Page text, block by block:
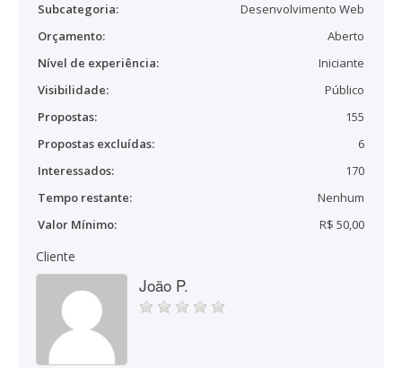
Subcategoria:
Desenvolvimento Web
Orçamento:
Aberto
Nível de experiência:
Iniciante
Visibilidade:
Público
Propostas:
155
Propostas excluídas:
6
Interessados:
170
Tempo restante:
Nenhum
Valor Mínimo:
R$ 50,00
Cliente
João P.